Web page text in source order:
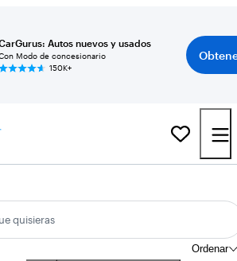
Autos nuevos y usados
Modo de concesionario
150K+
quisieras
Ordenar